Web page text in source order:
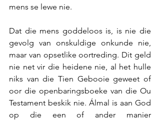
mens se lewe nie.
Dat die mens goddeloos is, is nie die
gevolg van onskuldige onkunde nie,
maar van opsetlike oortreding. Dit geld
nie net vir die heidene nie, al het hulle
niks van die Tien Gebooie geweet of
oor die openbaringsboeke van die Ou
Testament beskik nie. Álmal is aan God
op die een of ander manier